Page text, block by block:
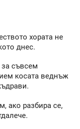
хората не
днес.
съвсем
косата веднъж
ако разбира се,